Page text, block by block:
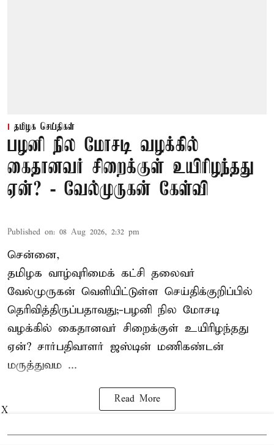
தமிழக செய்திகள்
பழனி நில மோசடி வழக்கில்
கைதானவர் சிறைக்குள் உயிரிழந்தது
ஏன்? - வேல்முருகன் கேள்வி
Published on: 08 Aug 2026, 2:32 pm
சென்னை,
தமிழக வாழ்வுரிமைக் கட்சி தலைவர்
வேல்முருகன் வெளியிட்டுள்ள செய்திக்குறிப்பில்
தெரிவித்திருப்பதாவது;-பழனி நில மோசடி
வழக்கில் கைதானவர் சிறைக்குள் உயிரிழந்தது
ஏன்? சார்பதிவாளர் ஜஸ்டின் மணிகண்டன்
மருத்துவம ...
Read More
X